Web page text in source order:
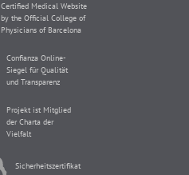
Certified Medical Website
by the Official College of
Physicians of Barcelona
Confianza Online-
Siegel für Qualität
und Transparenz
Projekt ist Mitglied
der Charta der
Vielfalt
Sicherheitszertifikat